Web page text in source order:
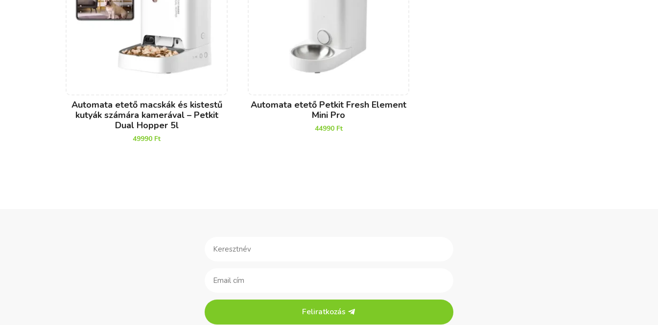
Automata etető macskák és kistestű
kutyák számára kamerával – Petkit
Dual Hopper 5l
49990 Ft
Automata etető Petkit Fresh Element
Mini Pro
44990 Ft
Feliratkozás